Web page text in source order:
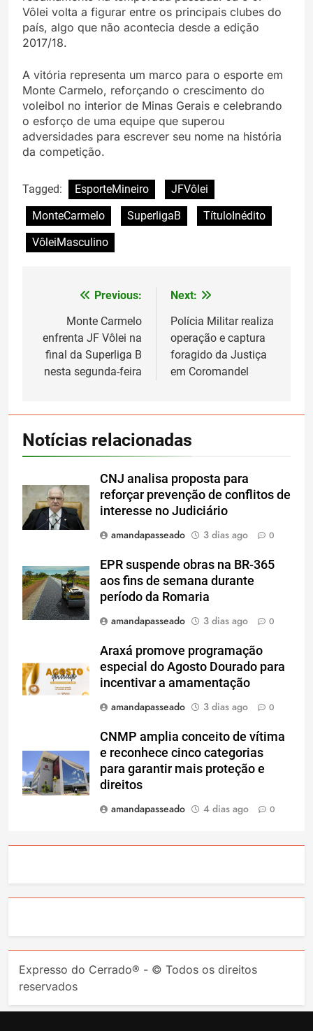
Vôlei volta a figurar entre os principais clubes do
país, algo que não acontecia desde a edição
2017/18.
A vitória representa um marco para o esporte em
Monte Carmelo, reforçando o crescimento do
voleibol no interior de Minas Gerais e celebrando
o esforço de uma equipe que superou
adversidades para escrever seu nome na história
da competição.
Tagged: EsporteMineiro
JFVôlei
MonteCarmelo
SuperligaB
TítuloInédito
VôleiMasculino
Navegação
Post
Previous:
Monte Carmelo
enfrenta JF Vôlei na
final da Superliga B
nesta segunda-feira
Next:
Polícia Militar realiza
operação e captura
foragido da Justiça
em Coromandel
Notícias relacionadas
CNJ analisa proposta para
reforçar prevenção de conflitos de
interesse no Judiciário
amandapasseado
3 dias ago 0
EPR suspende obras na BR-365
aos fins de semana durante
período da Romaria
amandapasseado
3 dias ago 0
Araxá promove programação
especial do Agosto Dourado para
incentivar a amamentação
amandapasseado
3 dias ago 0
CNMP amplia conceito de vítima
e reconhece cinco categorias
para garantir mais proteção e
direitos
amandapasseado
4 dias ago 0
Expresso do Cerrado® - © Todos os direitos
reservados